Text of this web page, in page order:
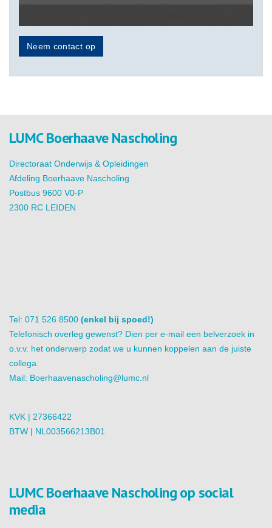
Neem contact op
LUMC Boerhaave Nascholing
Directoraat Onderwijs & Opleidingen
Afdeling Boerhaave Nascholing
Postbus 9600 V0-P
2300 RC LEIDEN
Tel: 071 526 8500 (enkel bij spoed!)
Telefonisch overleg gewenst? Dien per e-mail een belverzoek in
o.v.v. het onderwerp zodat we u kunnen koppelen aan de juiste
collega.
Mail: Boerhaavenascholing@lumc.nl
KVK | 27366422
BTW | NL003566213B01
LUMC Boerhaave Nascholing op social
media